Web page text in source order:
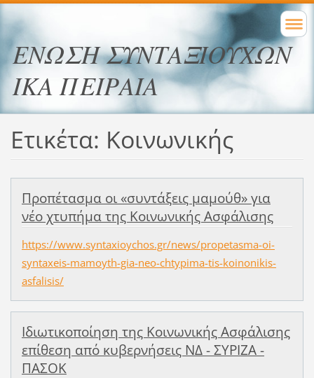
ΕΝΩΣΗ ΣΥΝΤΑΞΙΟΥΧΩΝ
ΙΚΑ ΠΕΙΡΑΙΑ
Ετικέτα: Κοινωνικής
Προπέτασμα οι «συντάξεις μαμούθ» για
νέο χτυπήμα της Κοινωνικής Ασφάλισης
https://www.syntaxioychos.gr/news/propetasma-oi-
syntaxeis-mamoyth-gia-neo-chtypima-tis-koinonikis-
asfalisis/
Ιδιωτικοποίηση της Κοινωνικής Ασφάλισης
επίθεση από κυβερνήσεις ΝΔ - ΣΥΡΙΖΑ -
ΠΑΣΟΚ